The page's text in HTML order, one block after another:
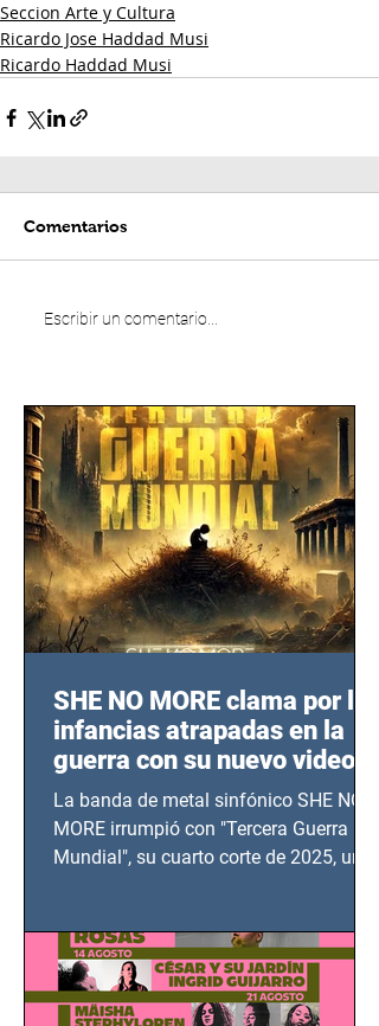
Seccion Arte y Cultura
Ricardo Jose Haddad Musi
Ricardo Haddad Musi
Comentarios
Escribir un comentario...
SHE NO MORE clama por las
infancias atrapadas en la
guerra con su nuevo video
TERCERA GUERRA
MUNDIAL
La banda de metal sinfónico SHE NO
MORE irrumpió con "Tercera Guerra
Mundial", su cuarto corte de 2025, un
bélicos.